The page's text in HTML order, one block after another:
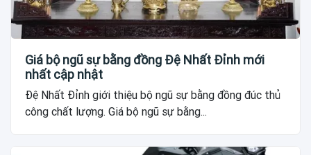
Giá bộ ngũ sự bằng đồng Đệ Nhất Đỉnh mới
nhất cập nhật
Đệ Nhất Đỉnh giới thiệu bộ ngũ sự bằng đồng đúc thủ
công chất lượng. Giá bộ ngũ sự bằng...